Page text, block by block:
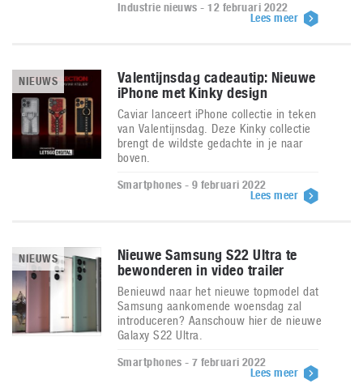
Industrie nieuws - 12 februari 2022
Lees meer
NIEUWS
Valentijnsdag cadeautip: Nieuwe
iPhone met Kinky design
Caviar lanceert iPhone collectie in teken
van Valentijnsdag. Deze Kinky collectie
brengt de wildste gedachte in je naar
boven.
Smartphones - 9 februari 2022
Lees meer
NIEUWS
Nieuwe Samsung S22 Ultra te
bewonderen in video trailer
Benieuwd naar het nieuwe topmodel dat
Samsung aankomende woensdag zal
introduceren? Aanschouw hier de nieuwe
Galaxy S22 Ultra.
Smartphones - 7 februari 2022
Lees meer